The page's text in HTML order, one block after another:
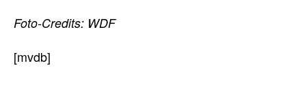
Foto-Credits: WDF
[mvdb]